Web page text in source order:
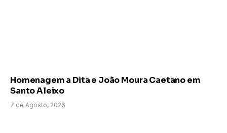
Homenagem a Dita e João Moura Caetano em
Santo Aleixo
7 de Agosto, 2026